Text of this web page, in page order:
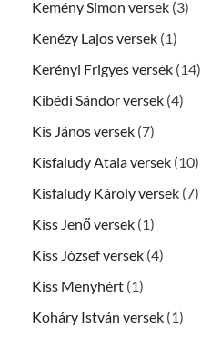
Kemény Simon versek (3)
Kenézy Lajos versek (1)
Kerényi Frigyes versek (14)
Kibédi Sándor versek (4)
Kis János versek (7)
Kisfaludy Atala versek (10)
Kisfaludy Károly versek (7)
Kiss Jenő versek (1)
Kiss József versek (4)
Kiss Menyhért (1)
Koháry István versek (1)